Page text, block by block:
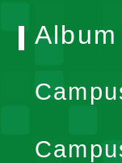
Album